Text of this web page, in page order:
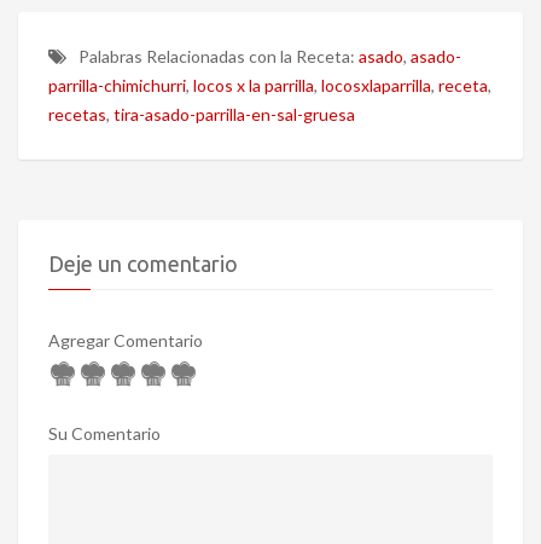
Palabras Relacionadas con la Receta: asado, asado-
parrilla-chimichurri, locos x la parrilla, locosxlaparrilla, receta,
recetas, tira-asado-parrilla-en-sal-gruesa
Deje un comentario
Agregar Comentario
Su Comentario